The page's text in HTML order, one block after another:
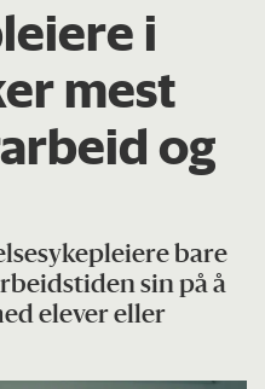
i
mest
og
bare
sin på å
elever eller